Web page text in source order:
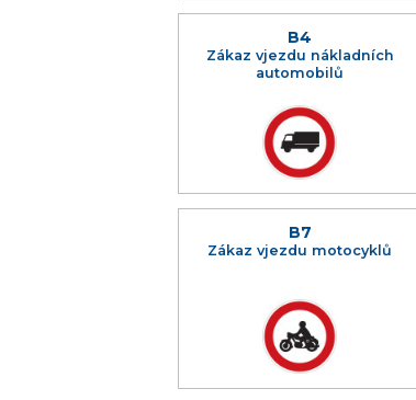
B4
Zákaz vjezdu nákladních
automobilů
B7
Zákaz vjezdu motocyklů